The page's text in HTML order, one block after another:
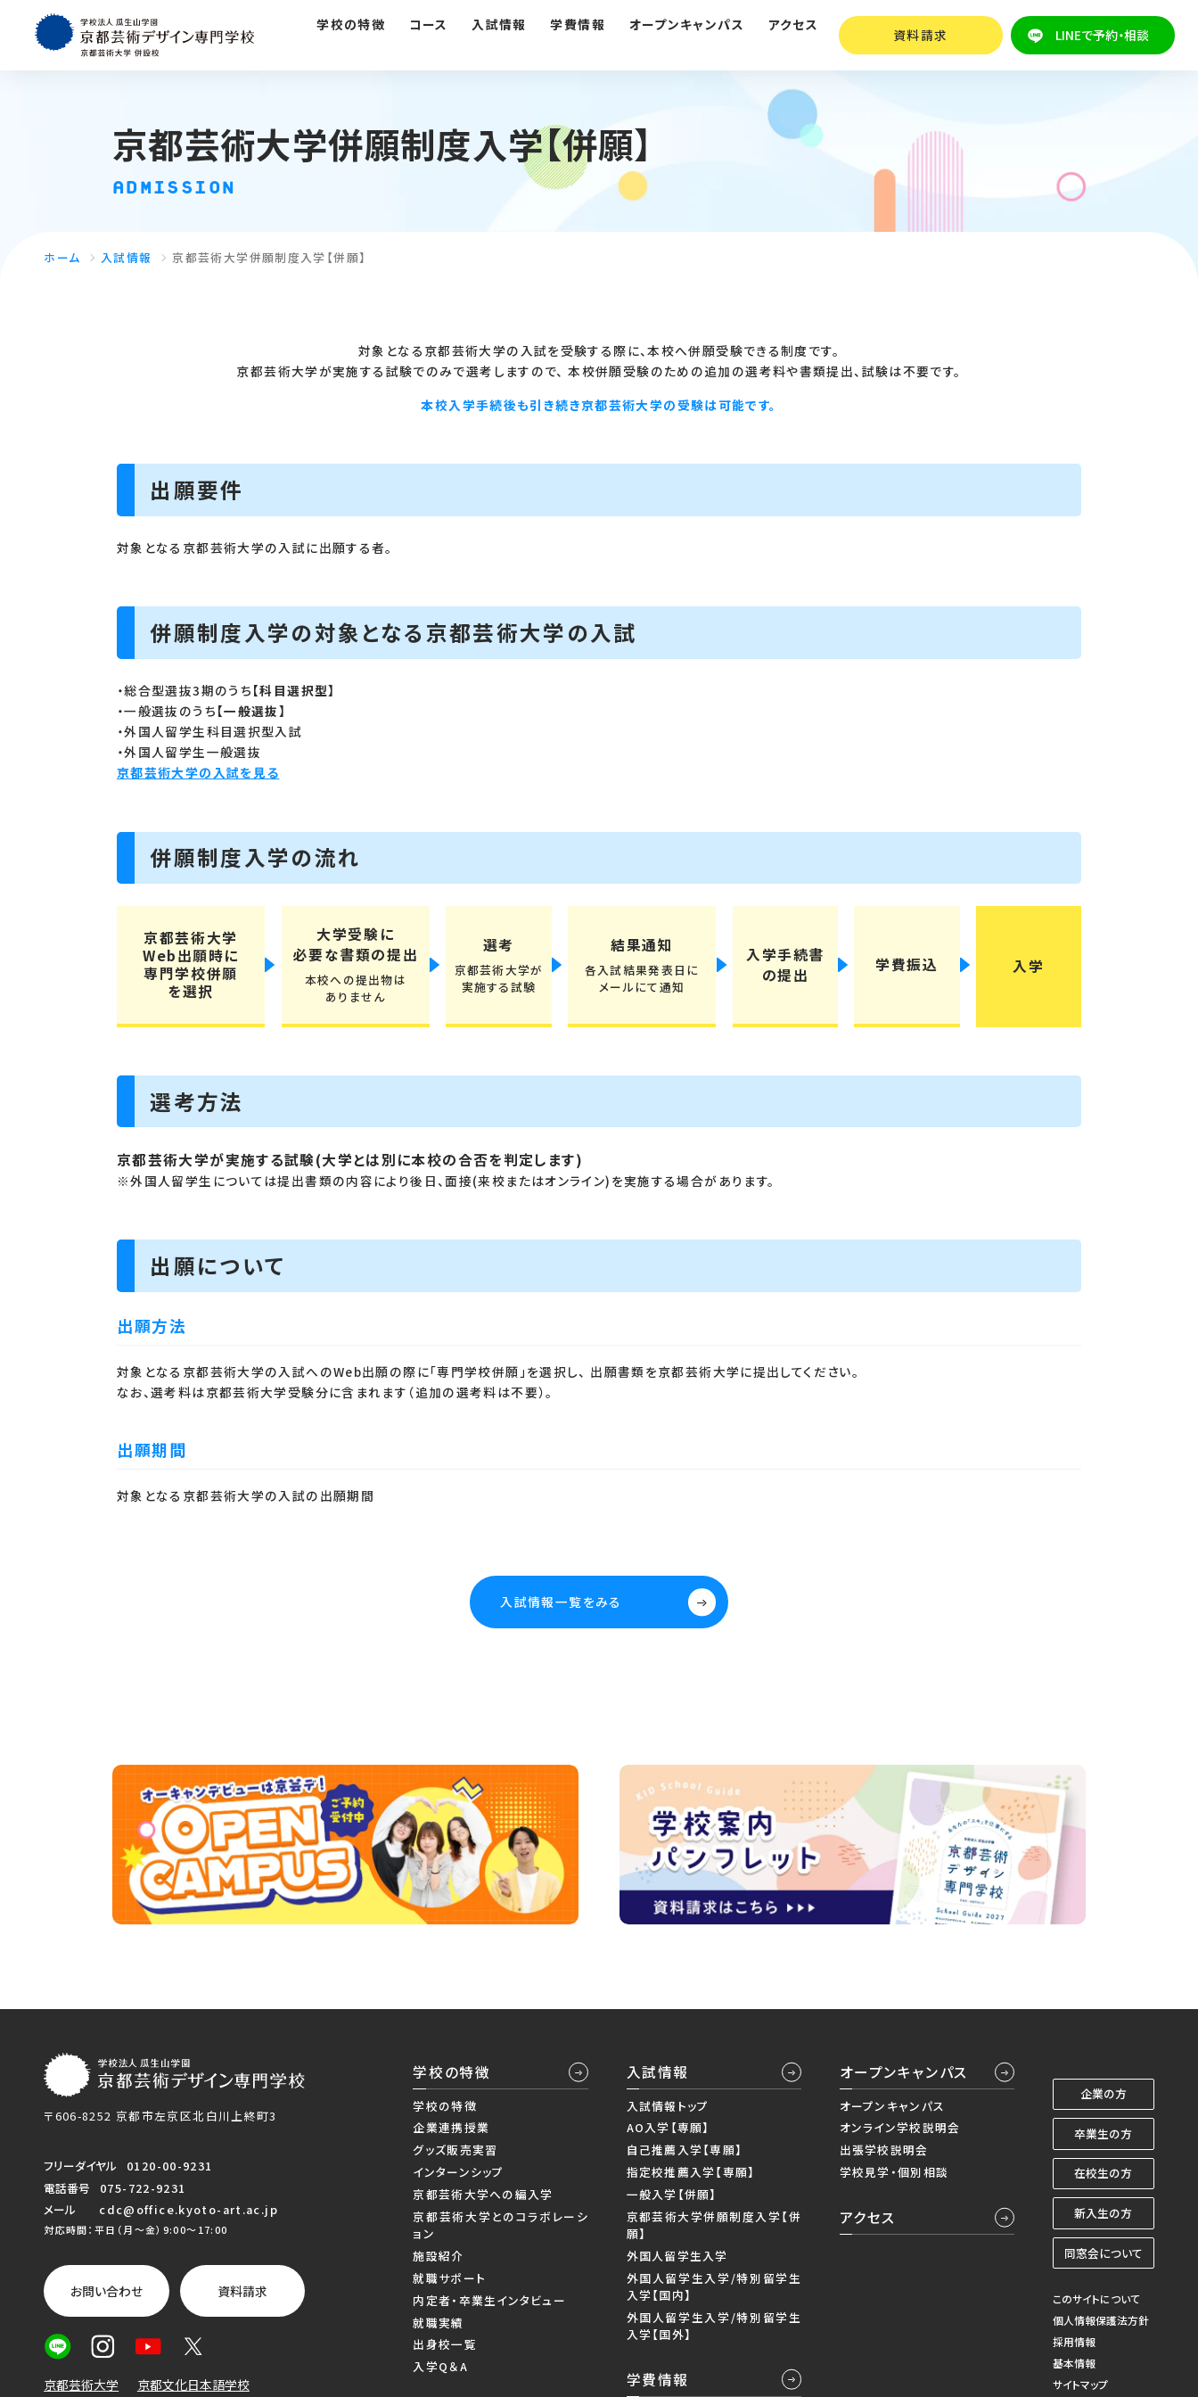
学校の特徴 コース 入試情報 学費情報 オープンキャンパス アクセス
資料請求 LINEで予約・相談
京都芸術大学併願制度入学【併願】
ADMISSION
ホーム 入試情報 京都芸術大学併願制度入学【併願】
対象となる京都芸術大学の入試を受験する際に、本校へ併願受験できる制度です。
京都芸術大学が実施する試験でのみで選考しますので、 本校併願受験のための追加の選考料や書類提出、試験は不要です。
本校入学手続後も引き続き京都芸術大学の受験は可能です。
出願要件
対象となる京都芸術大学の入試に出願する者。
併願制度入学の対象となる京都芸術大学の入試
・総合型選抜3期のうち 【科目選択型】
・一般選抜のうち 【一般選抜】
・外国人留学生科目選択型入試
・外国人留学生一般選抜
京都芸術大学の入試を見る
併願制度入学の流れ
京都芸術大学
Web出願時に
専門学校併願
を選択
大学受験に
必要な書類の提出
本校への提出物は
ありません
選考
京都芸術大学が
実施する試験
結果通知
各入試結果発表日に
メールにて通知
入学手続書
の提出
学費振込 入学
選考方法
京都芸術大学が実施する試験(大学とは別に本校の合否を判定します)
※外国人留学生については提出書類の内容により後日、面接(来校またはオンライン)を実施する場合があります。
出願について
出願方法
対象となる京都芸術大学の入試へのWeb出願の際に「専門学校併願」を選択し、 出願書類を京都芸術大学に提出してください。
なお、選考料は京都芸術大学受験分に含まれます（追加の選考料は不要）。
出願期間
対象となる京都芸術大学の入試の出願期間
入試情報一覧をみる
〒606-8252 京都市左京区北白川上終町3
フリーダイヤル
0120-00-9231
電話番号
075-722-9231
メール
cdc@office.kyoto-art.ac.jp
対応時間：平日（月〜金）9:00〜17:00
お問い合わせ 資料請求
京都芸術大学 京都文化日本語学校
学校の特徴
学校の特徴
企業連携授業
グッズ販売実習
インターンシップ
京都芸術大学への編入学
京都芸術大学とのコラボレーシ
ョン
施設紹介
就職サポート
内定者・卒業生インタビュー
就職実績
出身校一覧
入学Q＆A
入試情報
入試情報トップ
AO入学【専願】
自己推薦入学【専願】
指定校推薦入学【専願】
一般入学【併願】
京都芸術大学併願制度入学【併
願】
外国人留学生入学
外国人留学生入学/特別留学生
入学【国内】
外国人留学生入学/特別留学生
入学【国外】
学費情報
オープンキャンパス
オープンキャンパス
オンライン学校説明会
出張学校説明会
学校見学・個別相談
アクセス
企業の方
卒業生の方
在校生の方
新入生の方
同窓会について
このサイトについて
個人情報保護法方針
採用情報
基本情報
サイトマップ